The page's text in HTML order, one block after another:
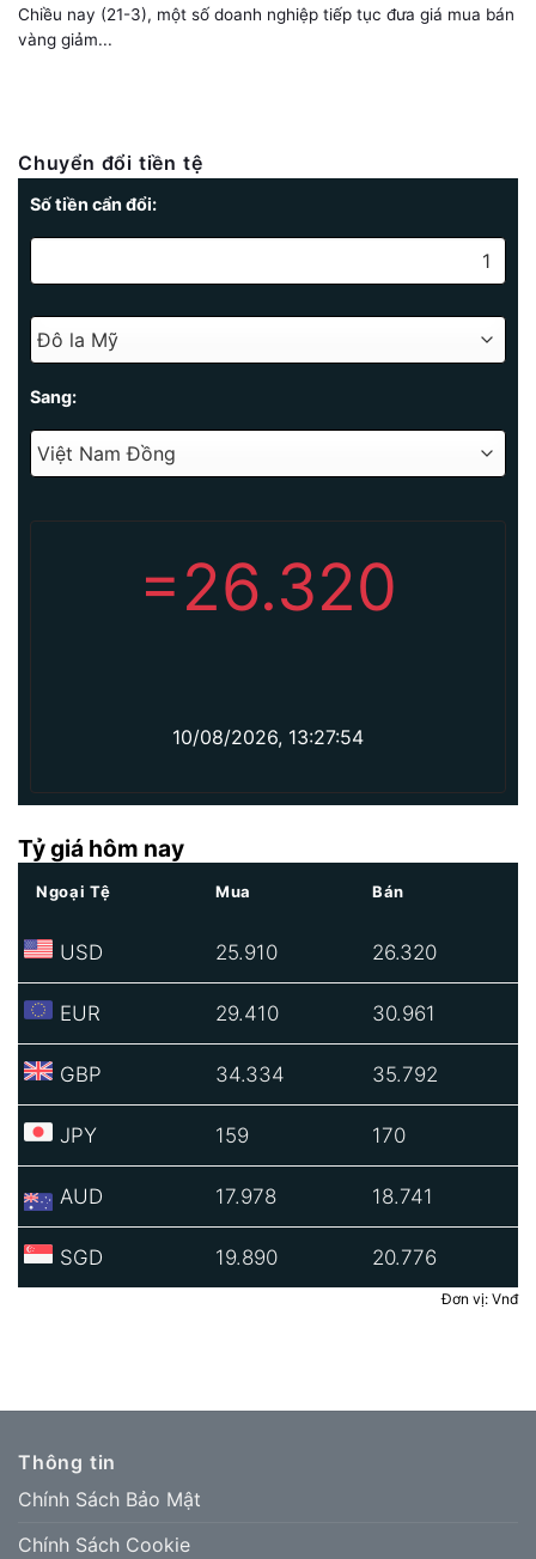
Chiều nay (21-3), một số doanh nghiệp tiếp tục đưa giá mua bán
vàng giảm...
Chuyển đổi tiền tệ
Số tiền cẩn đổi:
Sang:
=26.320
10/08/2026, 13:27:54
Tỷ giá hôm nay
Ngoại Tệ Mua Bán
USD 25.910 26.320
EUR 29.410 30.961
GBP 34.334 35.792
JPY 159 170
AUD 17.978 18.741
SGD 19.890 20.776
Đơn vị: Vnđ
Thông tin
Chính Sách Bảo Mật
Chính Sách Cookie